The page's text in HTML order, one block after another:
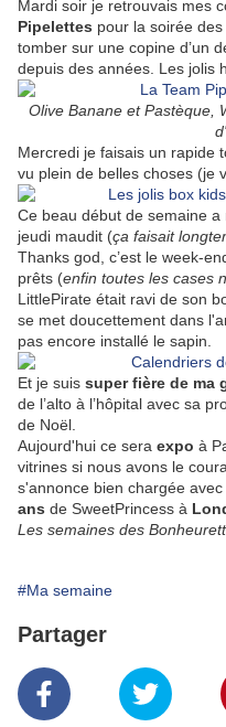
Mardi soir je retrouvais mes
Pipelettes pour la soirée
tomber sur une copine d’un
depuis des années. Les jolis
Olive Banane et Pastèque,
Mercredi je faisais un rapide
vu plein de belles choses (je
Ce beau début de semaine a
jeudi maudit (ça faisait
Thanks god, c’est le week-
prêts (enfin toutes les cases
LittlePirate était ravi de son
se met doucettement dans
pas encore installé le sapin.
Et je suis super fière de ma
de l’alto à l’hôpital avec sa
de Noël.
Aujourd'hui ce sera expo à
vitrines si nous avons le
s'annonce bien chargée
ans de SweetPrincess à
Les semaines des
#Ma semaine
Partager